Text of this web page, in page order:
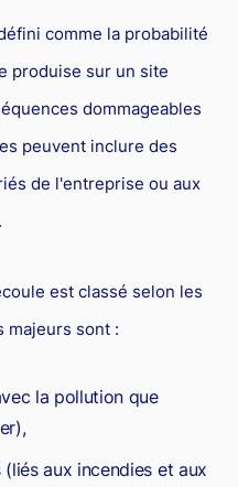
renouvelables
comme la probabilité
produise sur un site
dommageables
peuvent inclure des
de l'entreprise ou aux
est classé selon les
majeurs sont :
la pollution que
aux incendies et aux